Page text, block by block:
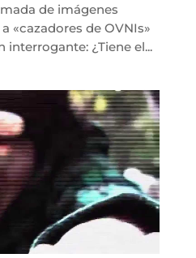
de imágenes
«cazadores de OVNIs»
interrogante: ¿Tiene el...